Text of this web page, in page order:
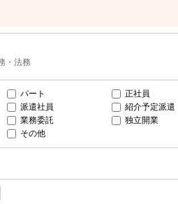
・法務
パート
正社員
派遣社員
紹介予定派遣
業務委託
独立開業
その他